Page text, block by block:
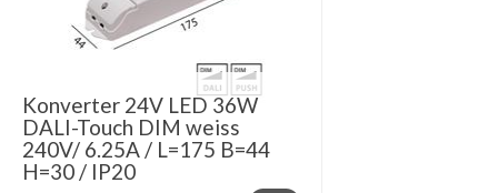
Konverter 24V LED 36W
DALI-Touch DIM weiss
240V/ 6.25A / L=175 B=44
H=30 / IP20